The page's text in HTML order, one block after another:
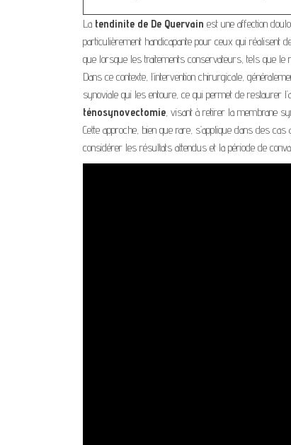
La tendinite de De Quervain est une affection
particulièrement handicapante pour ceux qui réalisent
que lorsque les traitements conservateurs, tels que
Dans ce contexte, l’intervention chirurgicale,
synoviale qui les entoure, ce qui permet de restaurer
ténosynovectomie , visant à retirer la membrane
Cette approche, bien que rare, s’applique dans des
considérer les résultats attendus et la période de